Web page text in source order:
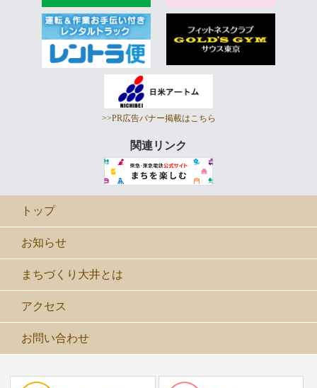
>>PR広告バナー掲載はこちら
関連リンク
トップ
お知らせ
まちづくり大井とは
アクセス
お問い合わせ